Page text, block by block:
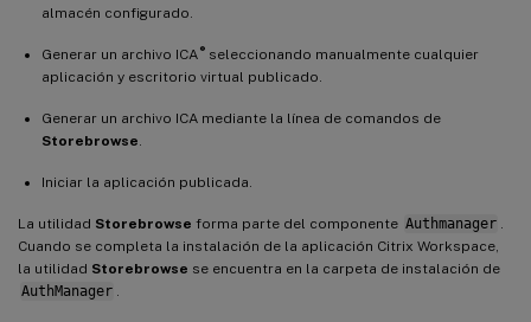
almacén configurado.
Generar un archivo ICA ®seleccionando manualmente cualquier
aplicación y escritorio virtual publicado.
Generar un archivo ICA mediante la línea de comandos de
Storebrowse
Iniciar la aplicación publicada.
La utilidad Storebrowse forma parte del componente Authmanager
Cuando se completa la instalación de la aplicación Citrix Workspace,
la utilidad Storebrowse se encuentra en la carpeta de instalación de
AuthManager